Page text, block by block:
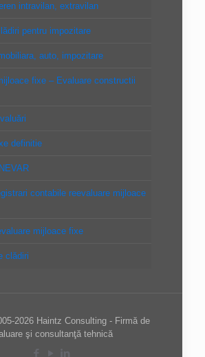
intravilan, extravilan
pentru impozitare
auto, impozitare
fixe – Evaluare constructii
definitie
contabile reevaluare mijloace
mijloace fixe
clădiri
2026 Haintz Consulting - Firmă de
şi consultanţă tehnică